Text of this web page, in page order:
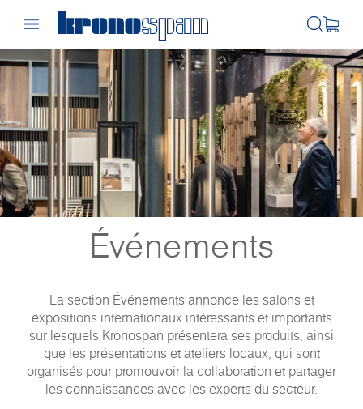
Événements
La section Événements annonce les salons et
expositions internationaux intéressants et importants
sur lesquels Kronospan présentera ses produits, ainsi
que les présentations et ateliers locaux, qui sont
organisés pour promouvoir la collaboration et partager
les connaissances avec les experts du secteur.